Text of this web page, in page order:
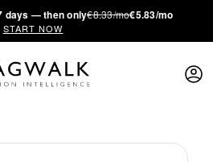
days — then only€8.33/mo€5.83/mo
START NOW